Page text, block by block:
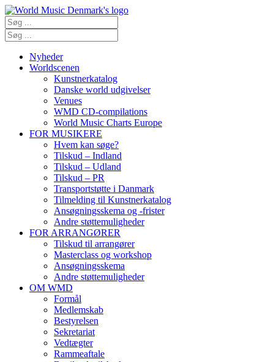
Nyheder
Worldscenen
Kunstnerkatalog
Danske world udgivelser
Venues
WMD CD-compilations
World Music Charts Europe
FOR MUSIKERE
Hvem kan søge?
Tilskud – Indland
Tilskud – Udland
Tilskud – PR
Transportstøtte i Danmark
Tilmelding til Kunstnerkatalog
Ansøgningsskema og -frister
Andre støttemuligheder
FOR ARRANGØRER
Tilskud til arrangører
Masterclass og workshop
Ansøgningsskema
Andre støttemuligheder
OM WMD
Formål
Medlemskab
Bestyrelsen
Sekretariat
Vedtægter
Rammeaftale